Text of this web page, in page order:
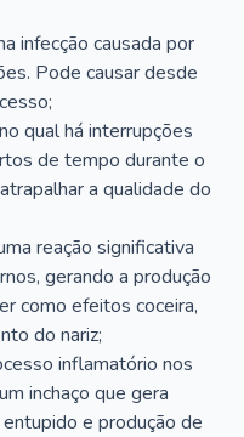
infecção causada por
Pode causar desde
qual há interrupções
de tempo durante o
a qualidade do
reação significativa
gerando a produção
como efeitos coceira,
do nariz;
inflamatório nos
inchaço que gera
e produção de